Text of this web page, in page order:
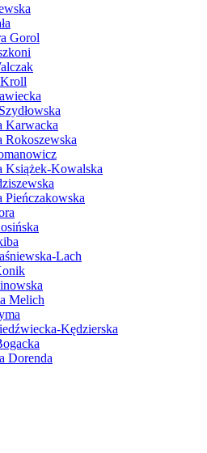
Gorol
Karwacka
Rokoszewska
Książek-Kowalska
Pieńczakowska
Lach
Melich
Kędzierska
Dorenda